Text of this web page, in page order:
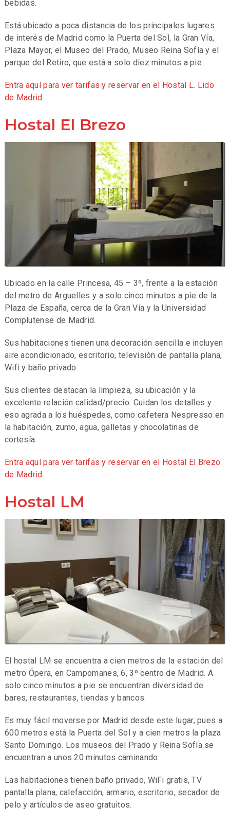
bebidas.
Está ubicado a poca distancia de los principales lugares
de interés de Madrid como la Puerta del Sol, la Gran Vía,
Plaza Mayor, el Museo del Prado, Museo Reina Sofía y el
parque del Retiro, que está a solo diez minutos a pie.
Entra aquí para ver tarifas y reservar en el Hostal L. Lido
de Madrid.
Hostal El Brezo
Ubicado en la calle Princesa, 45 – 3º, frente a la estación
del metro de Arguelles y a solo cinco minutos a pie de la
Plaza de España, cerca de la Gran Vía y la Universidad
Complutense de Madrid.
Sus habitaciones tienen una decoración sencilla e incluyen
aire acondicionado, escritorio, televisión de pantalla plana,
Wifi y baño privado.
Sus clientes destacan la limpieza, su ubicación y la
excelente relación calidad/precio. Cuidan los detalles y
eso agrada a los huéspedes, como cafetera Nespresso en
la habitación, zumo, agua, galletas y chocolatinas de
cortesía.
Entra aquí para ver tarifas y reservar en el Hostal El Brezo
de Madrid.
Hostal LM
El hostal LM se encuentra a cien metros de la estación del
metro Ópera, en Campomanes, 6, 3º centro de Madrid. A
solo cinco minutos a pie se encuentran diversidad de
bares, restaurantes, tiendas y bancos.
Es muy fácil moverse por Madrid desde este lugar, pues a
600 metros está la Puerta del Sol y a cien metros la plaza
Santo Domingo. Los museos del Prado y Reina Sofía se
encuentran a unos 20 minutos caminando.
Las habitaciones tienen baño privado, WiFi gratis, TV
pantalla plana, calefacción, armario, escritorio, secador de
pelo y artículos de aseo gratuitos.